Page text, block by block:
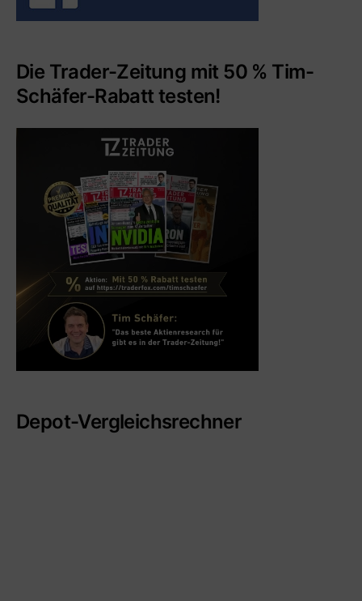
Die Trader-Zeitung mit 50 % Tim-
Schäfer-Rabatt testen!
Depot-Vergleichsrechner